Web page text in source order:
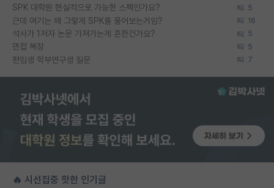
SPK 대학원 현실적으로 가능한 스펙인가요? 5
근데 여기는 왜 그렇게 SPK를 물어보는거임? 16
석사가 1저자 논문 가져가는게 흔한건가요? 5
면접 복장 5
편입생 학부연구생 질문 7
🔥 시선집중 핫한 인기글